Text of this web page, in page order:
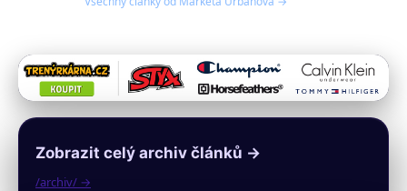
Zobrazit celý archiv článků →
/archiv/ →